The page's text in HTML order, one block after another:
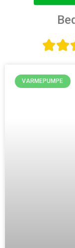
VARMEPUMPE